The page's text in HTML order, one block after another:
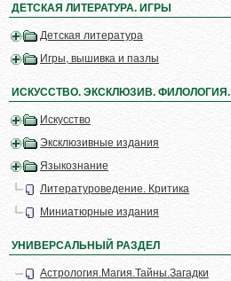
ДЕТСКАЯ ЛИТЕРАТУРА. ИГРЫ
Детская литература
Игры, вышивка и пазлы
ИСКУССТВО. ЭКСКЛЮЗИВ. ФИЛОЛОГИЯ.
Искусство
Эксклюзивные издания
Языкознание
Литературоведение. Критика
Миниатюрные издания
УНИВЕРСАЛЬНЫЙ РАЗДЕЛ
Астрология.Магия.Тайны.Загадки